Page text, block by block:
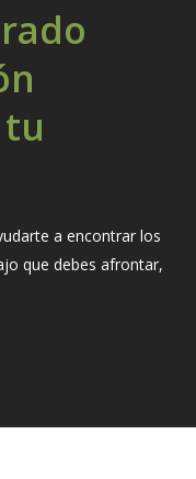
a encontrar los
que debes afrontar,